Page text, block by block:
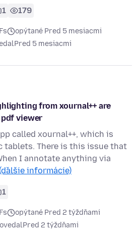
1 179
opýtané Pred 5 mesiacmi
Pred 5 mesiacmi
from xournal++ are
viewer
called xournal++, which is
tablets. There is this issue that
I annotate anything via
informácie)
1
opýtané Pred 2 týždňami
Pred 2 týždňami